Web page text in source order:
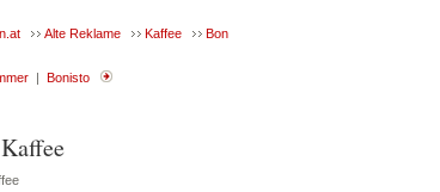
Alte Reklame Kaffee Bon
| Bonisto